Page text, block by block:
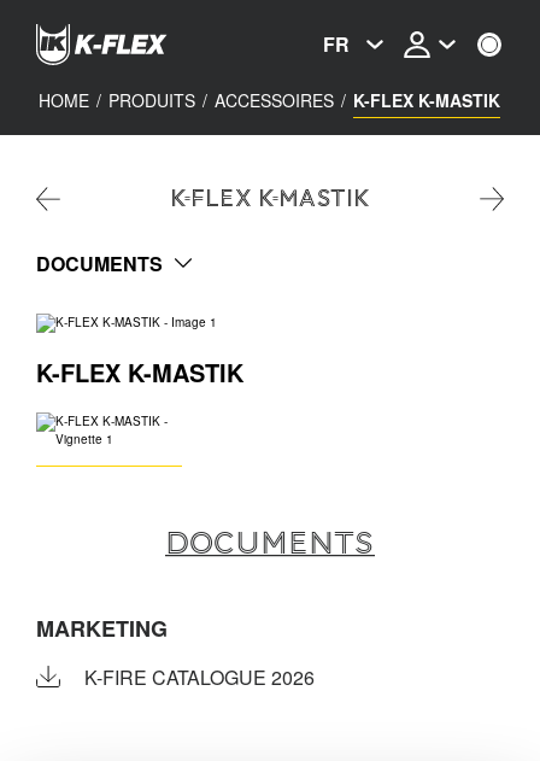
content
FR
HOME / PRODUITS / ACCESSOIRES / K-FLEX K-MASTIK
K-FLEX K-MASTIK
DOCUMENTS
K-FLEX K-MASTIK
Documents
MARKETING
K-FIRE CATALOGUE 2026